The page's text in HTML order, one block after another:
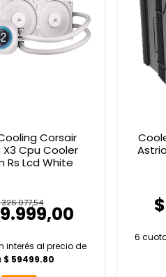
Corsair
X3 Cpu Cooler
Rs Lcd White
interés alprecio de
$ 59499.80
6